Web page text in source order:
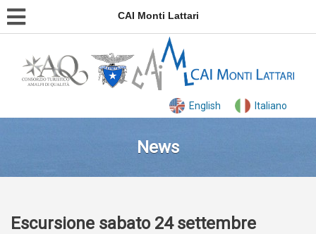
CAI Monti Lattari
English Italiano
News
Escursione sabato 24 settembre